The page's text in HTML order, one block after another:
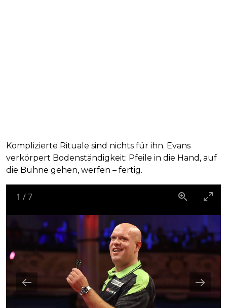
Komplizierte Rituale sind nichts für ihn. Evans
verkörpert Bodenständigkeit: Pfeile in die Hand, auf
die Bühne gehen, werfen – fertig.
1 /7